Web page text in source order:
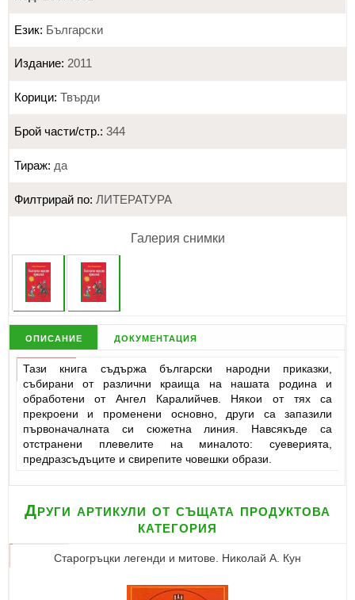
Език: Български
Издание: 2011
Корици: Твърди
Брой части/стр.: 344
Тираж: да
Филтрирай по: ЛИТЕРАТУРА
Галерия снимки
описание документация
Тази книга съдържа български народни приказки,
събирани от различни краища на нашата родина и
обработени от Ангел Каралийчев. Някои от тях са
прекроени и променени основно, други са запазили
първоначалната си сюжетна линия. Навсякъде са
отстранени плевелите на миналото: суеверията,
предразсъдъците и свирепите човешки образи.
Други артикули от същата продуктова
категория
Старогръцки легенди и митове. Николай A. Кун